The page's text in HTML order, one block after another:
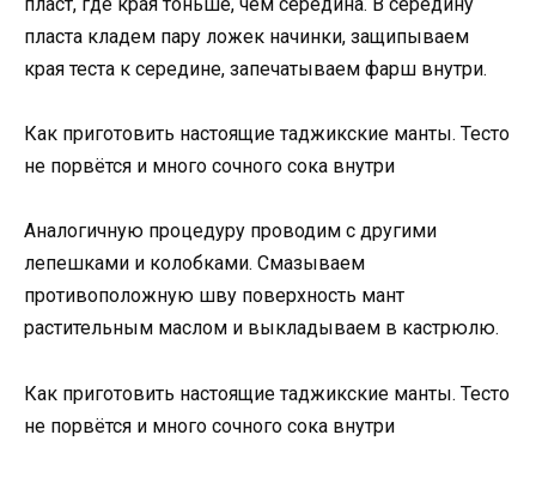
пласта кладем пару ложек начинки, защипываем
края теста к середине, запечатываем фарш внутри.
Как приготовить настоящие таджикские манты. Тесто
не порвётся и много сочного сока внутри
Аналогичную процедуру проводим с другими
лепешками и колобками. Смазываем
противоположную шву поверхность мант
растительным маслом и выкладываем в кастрюлю.
Как приготовить настоящие таджикские манты. Тесто
не порвётся и много сочного сока внутри